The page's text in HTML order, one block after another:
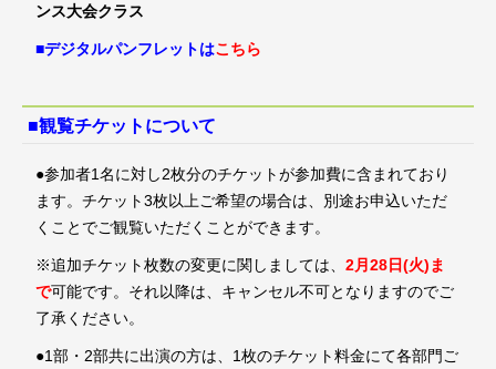
ンス大会クラス
■デジタルパンフレットはこちら
■観覧チケットについて
●参加者1名に対し2枚分のチケットが参加費に含まれており
ます。チケット3枚以上ご希望の場合は、別途お申込いただ
くことでご観覧いただくことができます。
※追加チケット枚数の変更に関しましては、2月28日(火)ま
で可能です。それ以降は、キャンセル不可となりますのでご
了承ください。
●1部・2部共に出演の方は、1枚のチケット料金にて各部門ご